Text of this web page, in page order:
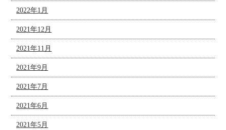
2022年1月
2021年12月
2021年11月
2021年9月
2021年7月
2021年6月
2021年5月